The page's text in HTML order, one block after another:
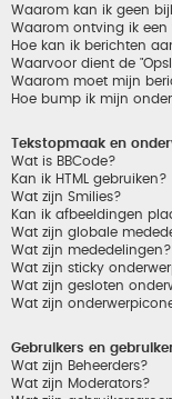
Waarom kan ik geen
Waarom ontving ik een
Hoe kan ik berichten
Waarvoor dient de
Waarom moet mijn
Hoe bump ik mijn
Tekstopmaak en
Wat is BBCode?
Kan ik HTML gebruiken?
Wat zijn Smilies?
Kan ik afbeeldingen
Wat zijn globale
Wat zijn mededelingen?
Wat zijn sticky
Wat zijn gesloten
Wat zijn
Gebruikers en
Wat zijn Beheerders?
Wat zijn Moderators?